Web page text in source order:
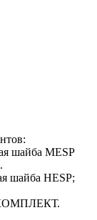
шайба MESP
шайба HESP;